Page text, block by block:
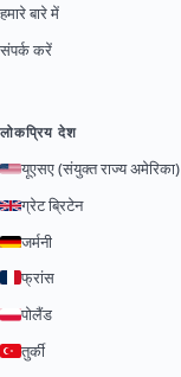
हमारे बारे में
संपर्क करें
लोकप्रिय देश
यूएसए (संयुक्त राज्य अमेरिका)
ग्रेट ब्रिटेन
जर्मनी
फ्रांस
पोलैंड
तुर्की